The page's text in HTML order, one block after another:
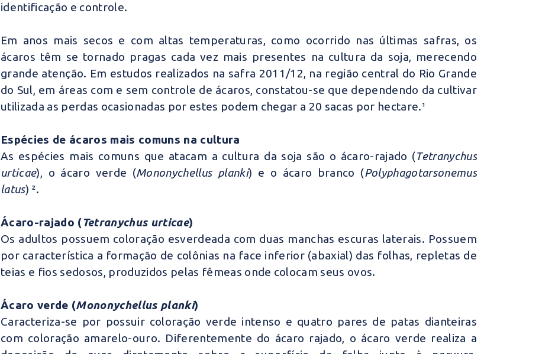
identificação e controle.
Em anos mais secos e com altas temperaturas, como ocorrido nas últimas safras, os
ácaros têm se tornado pragas cada vez mais presentes na cultura da soja, merecendo
grande atenção. Em estudos realizados na safra 2011/12, na região central do Rio Grande
do Sul, em áreas com e sem controle de ácaros, constatou-se que dependendo da cultivar
utilizada as perdas ocasionadas por estes podem chegar a 20 sacas por hectare.¹
Espécies de ácaros mais comuns na cultura
As espécies mais comuns que atacam a cultura da soja são o ácaro-rajado (Tetranychus
urticae), o ácaro verde (Mononychellus planki) e o ácaro branco (Polyphagotarsonemus
latus) ².
Ácaro-rajado (Tetranychus urticae)
Os adultos possuem coloração esverdeada com duas manchas escuras laterais. Possuem
por característica a formação de colônias na face inferior (abaxial) das folhas, repletas de
teias e fios sedosos, produzidos pelas fêmeas onde colocam seus ovos.
Ácaro verde (Mononychellus planki)
Caracteriza-se por possuir coloração verde intenso e quatro pares de patas dianteiras
com coloração amarelo-ouro. Diferentemente do ácaro rajado, o ácaro verde realiza a